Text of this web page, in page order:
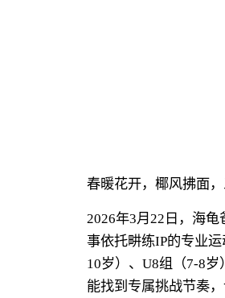
春暖花开，椰风拂面，
2026年3月22日，海
事依托畊练IP的专业
10岁）、U8组（7-8
能找到专属挑战节奏